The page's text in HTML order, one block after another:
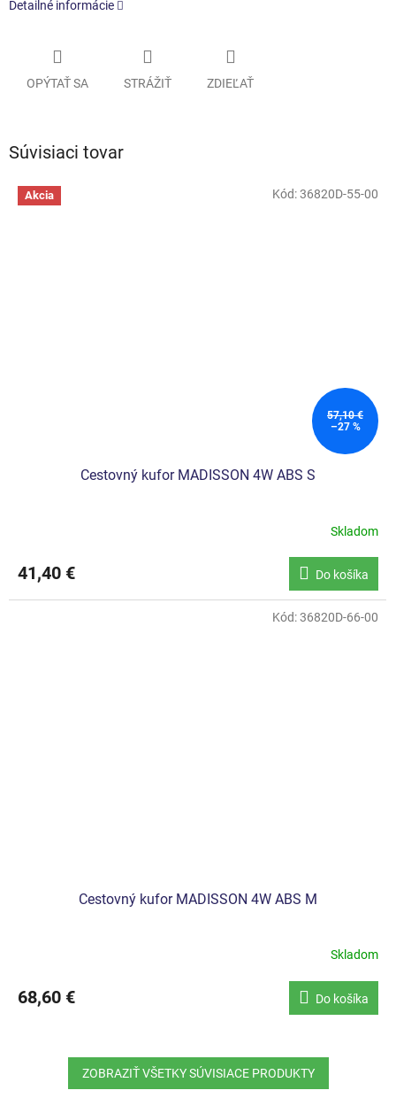
Detailné informácie
OPÝTAŤ SA STRÁŽIŤ ZDIEĽAŤ
Súvisiaci tovar
Akcia
57,10 €
–27 %
Cestovný kufor MADISSON 4W ABS S
Skladom
41,40 € Do košíka
Kód:36820D-55-00
Cestovný kufor MADISSON 4W ABS M
Skladom
68,60 € Do košíka
Kód:36820D-66-00
ZOBRAZIŤ VŠETKY SÚVISIACE PRODUKTY